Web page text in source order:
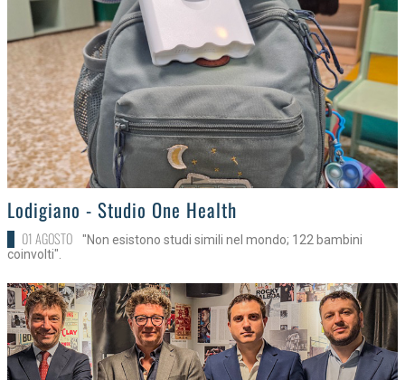
>Lodigiano - Studio One Health
01 AGOSTO
"Non esistono studi simili nel mondo; 122 bambini
coinvolti".